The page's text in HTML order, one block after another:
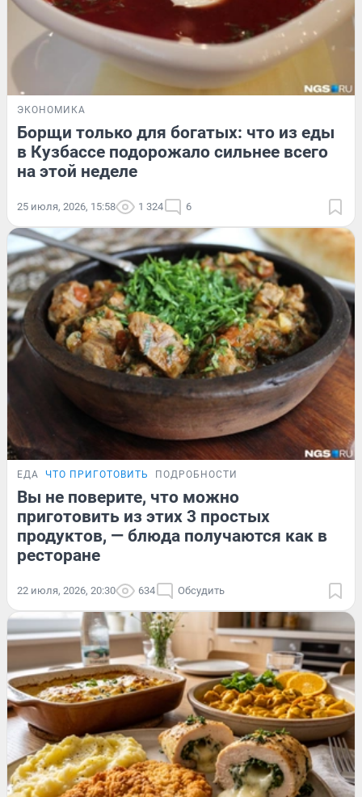
ЭКОНОМИКА
Борщи только для богатых: что из еды
в Кузбассе подорожало сильнее всего
на этой неделе
25 июля, 2026, 15:58 1 324 6
ЕДА ЧТО ПРИГОТОВИТЬ ПОДРОБНОСТИ
Вы не поверите, что можно
приготовить из этих 3 простых
продуктов, — блюда получаются как в
ресторане
22 июля, 2026, 20:30 634 Обсудить